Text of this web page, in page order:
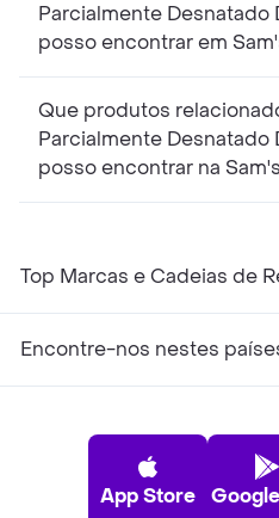
Parcialmente Desnatado
posso encontrar em
Que produtos
Parcialmente Desnatado
posso encontrar na
Top Marcas e Cadeias de
Encontre-nos nestes
App Store